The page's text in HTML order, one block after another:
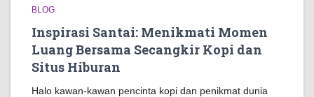
BLOG
Inspirasi Santai: Menikmati Momen
Luang Bersama Secangkir Kopi dan
Situs Hiburan
Halo kawan-kawan pencinta kopi dan penikmat dunia